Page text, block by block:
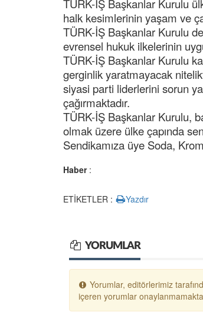
TÜRK-İŞ Başkanlar Kurulu
halk kesimlerinin yaşam ve
TÜRK-İŞ Başkanlar Kurulu
evrensel hukuk ilkelerinin
TÜRK-İŞ Başkanlar Kurulu
gerginlik yaratmayacak
siyasi parti liderlerini sorun
çağırmaktadır.
TÜRK-İŞ Başkanlar Kurulu,
olmak üzere ülke çapında
Sendikamıza üye Soda,
Haber:
ETİKETLER : Yazdır
YORUMLAR
Yorumlar, editörlerimiz
içeren yorumlar